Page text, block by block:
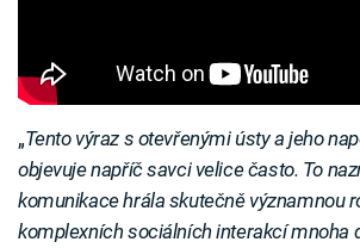
„Tento výraz s otevřenými ústy a jeho
objevuje napříč savci velice často. To
komunikace hrála skutečně významnou
komplexních sociálních interakcí mnoha